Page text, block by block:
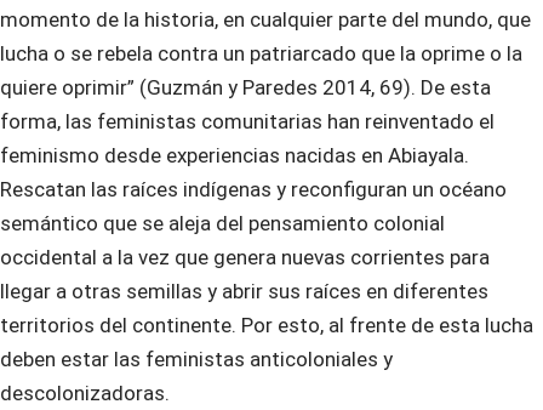
momento de la historia, en cualquier parte del mundo, que
lucha o se rebela contra un patriarcado que la oprime o la
quiere oprimir” (Guzmán y Paredes 2014, 69). De esta
forma, las feministas comunitarias han reinventado el
feminismo desde experiencias nacidas en Abiayala.
Rescatan las raíces indígenas y reconfiguran un océano
semántico que se aleja del pensamiento colonial
occidental a la vez que genera nuevas corrientes para
llegar a otras semillas y abrir sus raíces en diferentes
territorios del continente. Por esto, al frente de esta lucha
deben estar las feministas anticoloniales y
descolonizadoras.